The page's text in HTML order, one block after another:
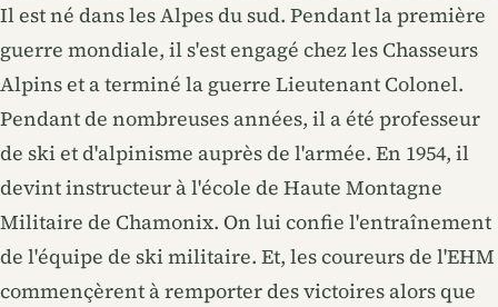
Il est né dans les Alpes du sud. Pendant la première
guerre mondiale, il s'est engagé chez les Chasseurs
Alpins et a terminé la guerre Lieutenant Colonel.
Pendant de nombreuses années, il a été professeur
de ski et d'alpinisme auprès de l'armée. En 1954, il
devint instructeur à l'école de Haute Montagne
Militaire de Chamonix. On lui confie l'entraînement
de l'équipe de ski militaire. Et, les coureurs de l'EHM
commençèrent à remporter des victoires alors que